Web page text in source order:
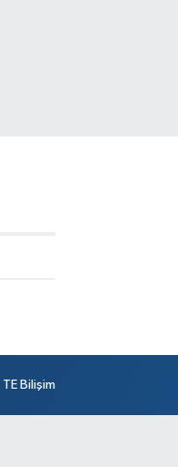
TE Bilişim